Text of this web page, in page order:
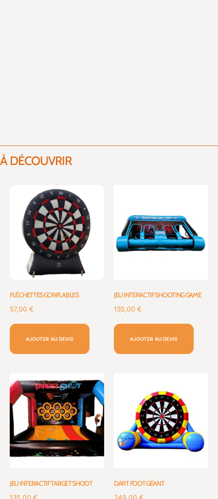
À DÉCOUVRIR
FLÉCHETTES GONFLABLES
57,00 €
AJOUTER AU DEVIS
JEU INTERACTIF SHOOTING GAME
135,00 €
AJOUTER AU DEVIS
JEU INTERACTIF TARGET SHOOT DART FOOT GÉANT